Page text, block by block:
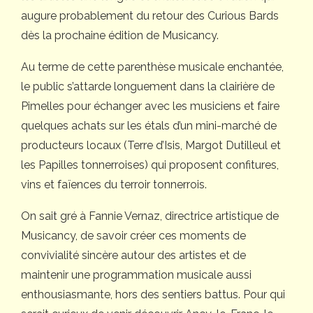
augure probablement du retour des Curious Bards
dès la prochaine édition de Musicancy.
Au terme de cette parenthèse musicale enchantée,
le public s’attarde longuement dans la clairière de
Pimelles pour échanger avec les musiciens et faire
quelques achats sur les étals d’un mini-marché de
producteurs locaux (Terre d’Isis, Margot Dutilleul et
les Papilles tonnerroises) qui proposent confitures,
vins et faïences du terroir tonnerrois.
On sait gré à Fannie Vernaz, directrice artistique de
Musicancy, de savoir créer ces moments de
convivialité sincère autour des artistes et de
maintenir une programmation musicale aussi
enthousiasmante, hors des sentiers battus. Pour qui